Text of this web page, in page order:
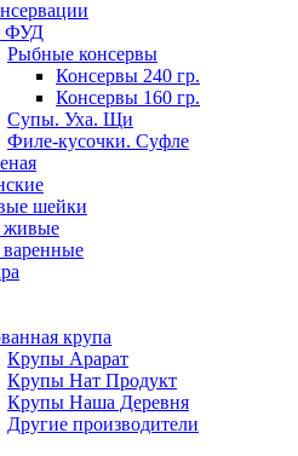
ФУД
Рыбные консервы
Консервы 240 гр.
Консервы 160 гр.
Супы. Уха. Щи
Филе-кусочки. Суфле
шейки
живые
крупа
Крупы Арарат
Крупы Нат Продукт
Крупы Наша Деревня
Другие производители